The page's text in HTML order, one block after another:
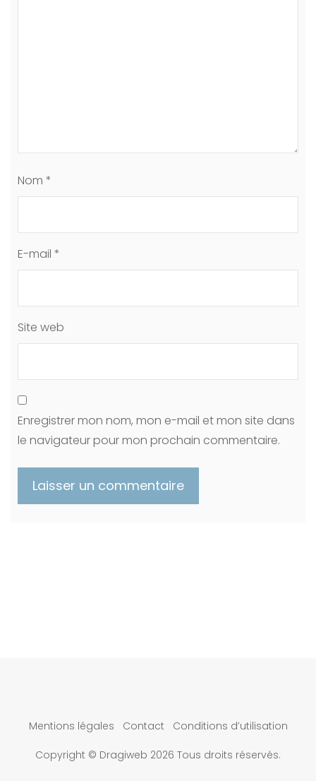
Nom *
E-mail *
Site web
Enregistrer mon nom, mon e-mail et mon site dans
le navigateur pour mon prochain commentaire.
Mentions légales Contact Conditions d’utilisation
Copyright © Dragiweb 2026 Tous droits réservés.